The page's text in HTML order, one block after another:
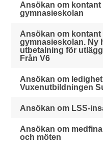
Ansökan om kontant
gymnasieskolan
Ansökan om kontant
gymnasieskolan. Ny
utbetalning för
Från V6
Ansökan om
Vuxenutbildningen
Ansökan om LSS-
Ansökan om
och möten